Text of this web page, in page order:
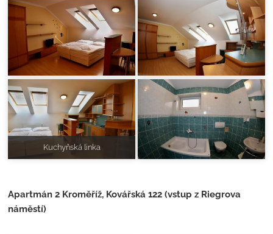
Kuchyňská linka
Apartmán 2 Kroměříž, Kovářská 122 (vstup z Riegrova
náměstí)